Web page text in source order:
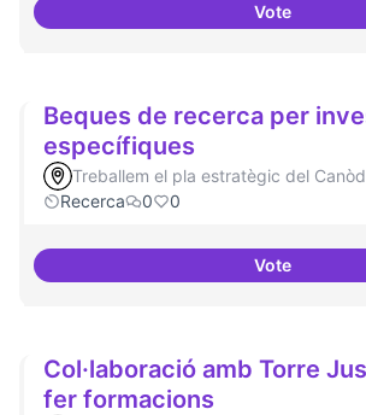
VoteMoviment
Beques de recerca per
específiques
Treballem el pla estratègic del
Recerca
0 0
VoteBeques de
Col·laboració amb Torre
fer formacions